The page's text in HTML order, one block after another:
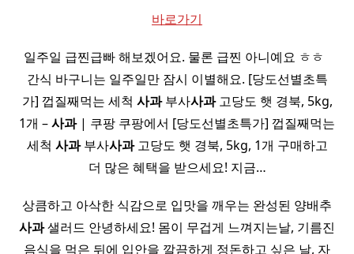
바로가기
일주일 급찐급빠 해보겠어요. 물론 급찐 아니예요 ㅎㅎ ​ ​
간식 바구니는 일주일만 잠시 이별해요. [당도선별초특
가] 껍질째먹는 세척 사과부사사과고당도 햇 경북, 5kg,
1개 –사과| 쿠팡 쿠팡에서 [당도선별초특가] 껍질째먹는
세척 사과부사사과고당도 햇 경북, 5kg, 1개 구매하고
더 많은 혜택을 받으세요! 지금…
상큼하고 아삭한 식감으로 입맛을 깨우는 완성된 양배추
사과샐러드 안녕하세요! 몸이 무겁게 느껴지는날, 기름진
음식을 먹은 뒤에 입안을 깔끔하게 정돈하고 싶은 날, 자